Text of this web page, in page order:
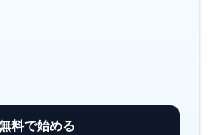
料で始める